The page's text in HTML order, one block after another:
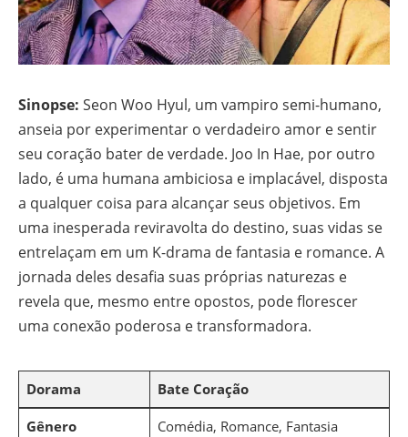
Sinopse: Seon Woo Hyul, um vampiro semi-humano,
anseia por experimentar o verdadeiro amor e sentir
seu coração bater de verdade. Joo In Hae, por outro
lado, é uma humana ambiciosa e implacável, disposta
a qualquer coisa para alcançar seus objetivos. Em
uma inesperada reviravolta do destino, suas vidas se
entrelaçam em um K-drama de fantasia e romance. A
jornada deles desafia suas próprias naturezas e
revela que, mesmo entre opostos, pode florescer
uma conexão poderosa e transformadora.
Dorama Bate Coração
Gênero
Comédia, Romance, Fantasia